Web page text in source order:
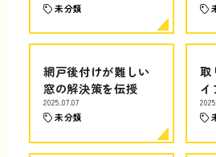
未分類
網戸後付けが難しい
窓の解決策を伝授
2025.07.07
未分類
取
イ